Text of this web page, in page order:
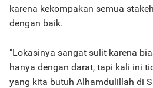
karena kekompakan semua
dengan baik.
"Lokasinya sangat sulit karena
hanya dengan darat, tapi kali ini
yang kita butuh Alhamdulillah di